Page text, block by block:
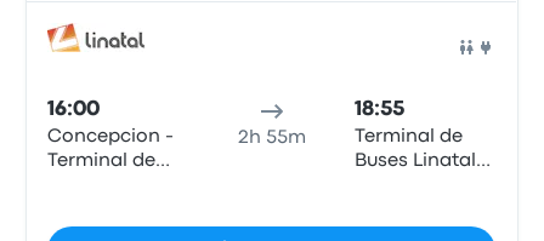
16:00
Concepcion -
Terminal de
2h 55m
18:55
Terminal de
Buses Linatal